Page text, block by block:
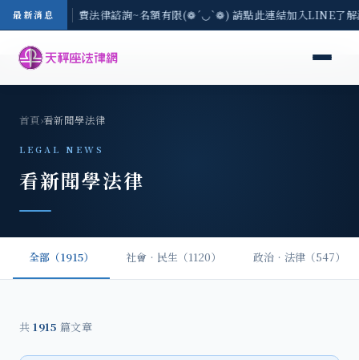
最新消息
8/3(一) 現場免費法律諮詢~名額有限(❁´◡`❁) 請點此連結加入LINE了
首頁›看新聞學法律
LEGAL NEWS
看新聞學法律
全部（1915） 社會‧民生（1120） 政治‧法律（547）
共 1915 篇文章